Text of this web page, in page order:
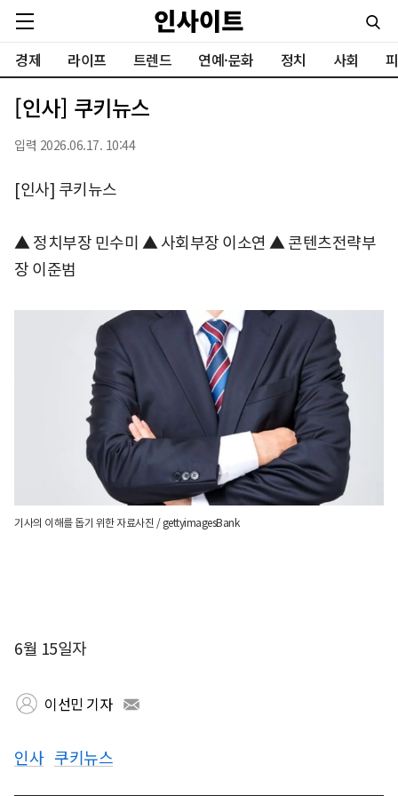
경제 라이프 트렌드 연예·문화 정치 사회
[인사] 쿠키뉴스
입력 2026.06.17. 10:44
[인사] 쿠키뉴스
▲ 정치부장 민수미 ▲ 사회부장 이소연 ▲ 콘텐츠전략부
장 이준범
기사의 이해를 돕기 위한 자료사진 / gettyimagesBank
6월 15일자
이선민 기자
인사 쿠키뉴스